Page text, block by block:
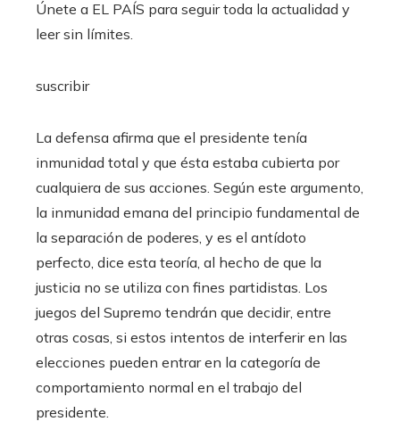
Únete a EL PAÍS para seguir toda la actualidad y
leer sin límites.
suscribir
La defensa afirma que el presidente tenía
inmunidad total y que ésta estaba cubierta por
cualquiera de sus acciones. Según este argumento,
la inmunidad emana del principio fundamental de
la separación de poderes, y es el antídoto
perfecto, dice esta teoría, al hecho de que la
justicia no se utiliza con fines partidistas. Los
juegos del Supremo tendrán que decidir, entre
otras cosas, si estos intentos de interferir en las
elecciones pueden entrar en la categoría de
comportamiento normal en el trabajo del
presidente.